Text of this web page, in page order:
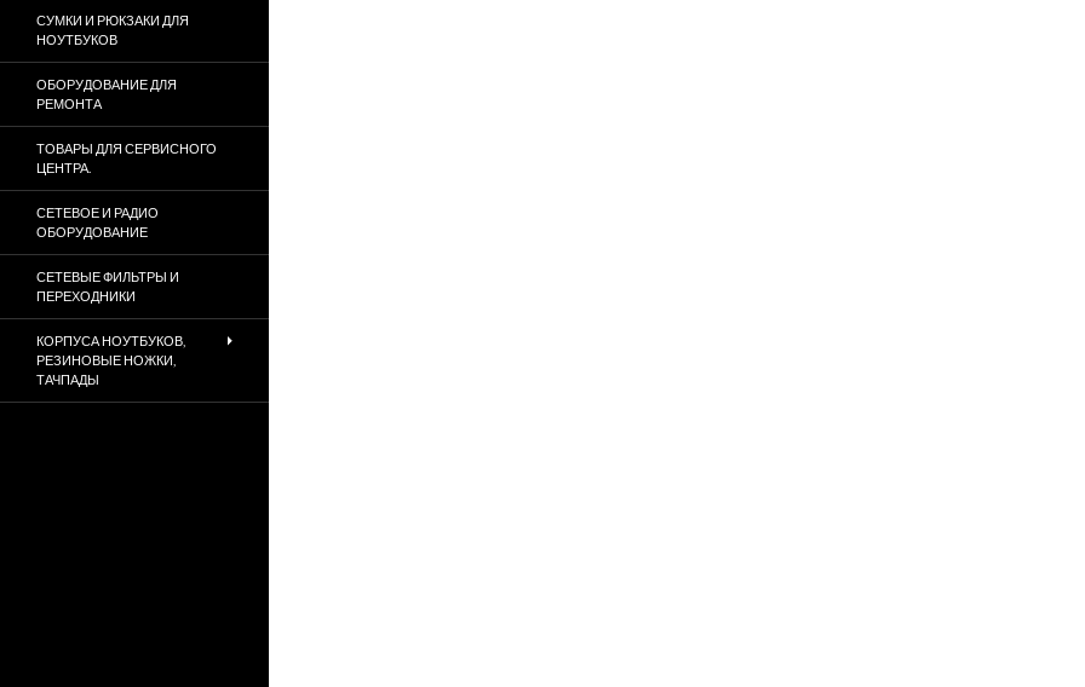
СУМКИ И РЮКЗАКИ ДЛЯ
НОУТБУКОВ
ОБОРУДОВАНИЕ ДЛЯ
РЕМОНТА
ТОВАРЫ ДЛЯ СЕРВИСНОГО
ЦЕНТРА.
СЕТЕВОЕ И РАДИО
ОБОРУДОВАНИЕ
СЕТЕВЫЕ ФИЛЬТРЫ И
ПЕРЕХОДНИКИ
КОРПУСА НОУТБУКОВ,
РЕЗИНОВЫЕ НОЖКИ,
ТАЧПАДЫ